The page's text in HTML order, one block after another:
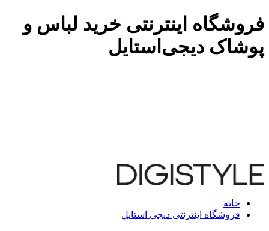
فروشگاه اینترنتی خرید لباس و
پوشاک دیجی‌استایل
خانه
فروشگاه اینترنتی دیجی استایل